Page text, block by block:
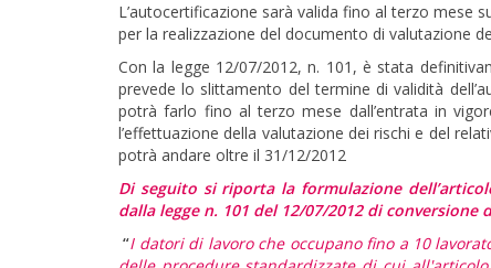
L’autocertificazione sarà valida fino al terzo mese
per la realizzazione del documento di valutazione
Con la legge 12/07/2012, n. 101, è stata
prevede lo slittamento del termine di validità
potrà farlo fino al terzo mese dall’entrata in
l’effettuazione della valutazione dei rischi e del
potrà andare oltre il 31/12/2012
Di seguito si riporta la formulazione
dalla legge n. 101 del 12/07/2012 di conversione
“I datori di lavoro che occupano fino a 10